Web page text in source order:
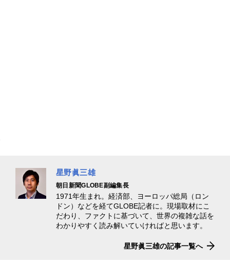
星野眞三雄
朝日新聞GLOBE副編集長
1971年生まれ。経済部、ヨーロッパ総局（ロン
ドン）などを経てGLOBE記者に。現場取材にこ
だわり、ファクトに基づいて、世界の複雑な話を
わかりやすく読み解いていければと思います。
星野眞三雄の記事一覧へ